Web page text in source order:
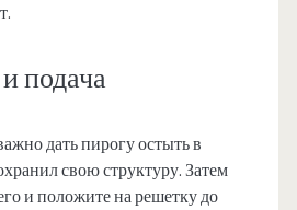
подача
дать пирогу остыть в
свою структуру. Затем
и положите на решетку до